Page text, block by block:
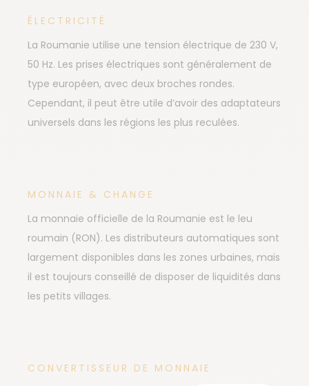
ÉLECTRICITÉ
La Roumanie utilise une tension électrique de 230 V,
50 Hz. Les prises électriques sont généralement de
type européen, avec deux broches rondes.
Cependant, il peut être utile d’avoir des adaptateurs
universels dans les régions les plus reculées.
MONNAIE & CHANGE
La monnaie officielle de la Roumanie est le leu
roumain (RON). Les distributeurs automatiques sont
largement disponibles dans les zones urbaines, mais
il est toujours conseillé de disposer de liquidités dans
les petits villages.
CONVERTISSEUR DE MONNAIE